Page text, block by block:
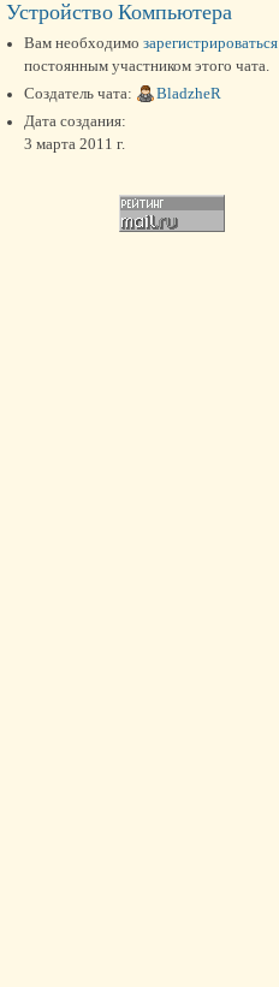
Устройство Компьютера
Вам необходимо зарегистрироваться
постоянным участником этого чата.
Создатель чата:
BladzheR
Дата создания:
3 марта 2011 г.